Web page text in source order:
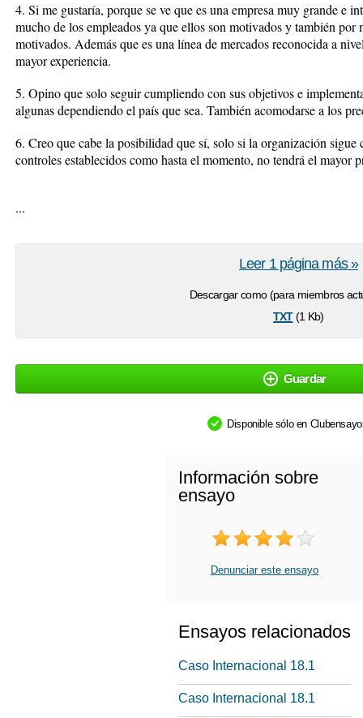
4. Si me gustaría, porque se ve que es una empresa muy grande e
mucho de los empleados ya que ellos son motivados y también por
motivados. Además que es una línea de mercados reconocida a
mayor experiencia.
5. Opino que solo seguir cumpliendo con sus objetivos e
algunas dependiendo el país que sea. También acomodarse a los
6. Creo que cabe la posibilidad que sí, solo si la organización
controles establecidos como hasta el momento, no tendrá el mayor
...
Descargar como (para miembros
txt(1 Kb)
Leer 1 página más »
Guardar
Disponible sólo en
Información sobre
ensayo
Denunciar este ensayo
Ensayos relacionados
Caso Internacional 18.1
Caso Internacional 18.1